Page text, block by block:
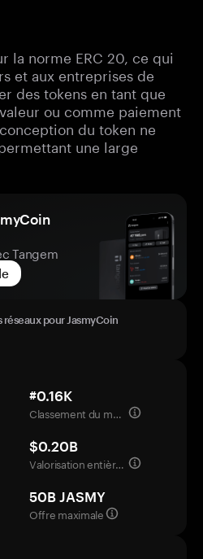
la norme ERC 20, ce qui
et aux entreprises de
des tokens en tant que
ou comme paiement
du token ne
une large
Tangem
pour JasmyCoin
#0.16K
Classement du marché
$0.20B
Valorisation entièrement diluée
50B JASMY
Offre maximale